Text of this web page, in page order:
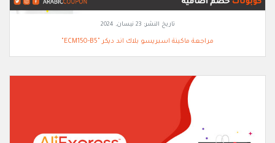
تاريخ النشر: 23 نيسان, 2024
مراجعة ماكينة اسبريسو بلاك اند ديكر "ECM150-B5"